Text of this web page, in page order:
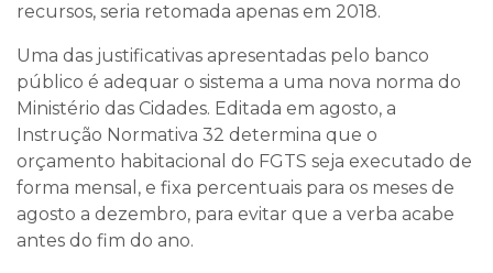
recursos, seria retomada apenas em 2018.
Uma das justificativas apresentadas pelo banco
público é adequar o sistema a uma nova norma do
Ministério das Cidades. Editada em agosto, a
Instrução Normativa 32 determina que o
orçamento habitacional do FGTS seja executado de
forma mensal, e fixa percentuais para os meses de
agosto a dezembro, para evitar que a verba acabe
antes do fim do ano.